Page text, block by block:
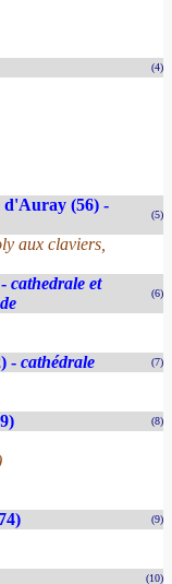
(4)
d'Auray (56) -
(5)
aux claviers,
cathedrale et
(6)
- cathédrale (7)
(8)
(9)
(10)